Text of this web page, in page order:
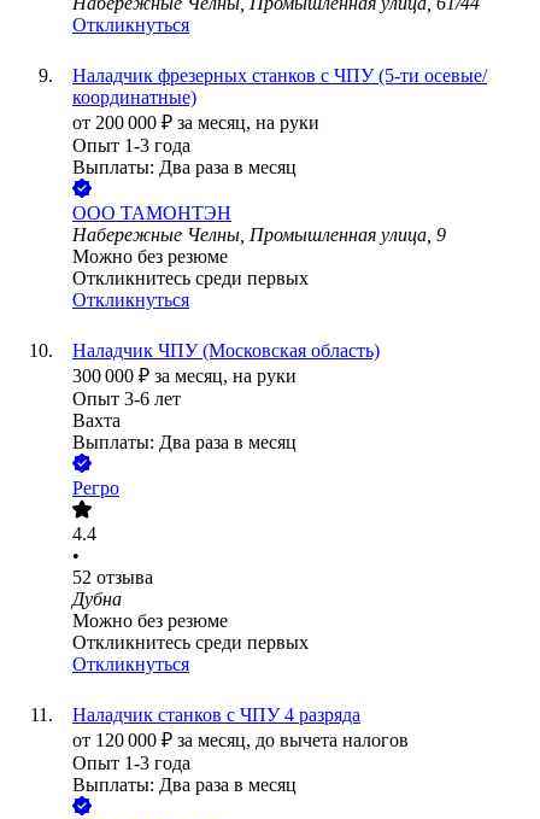
Откликнуться
Наладчик фрезерных станков с ЧПУ (5-ти осевые/
координатные)
от 200 000 ₽ за месяц, на руки
Опыт 1-3 года
Выплаты: Два раза в месяц
ООО ТАМОНТЭН
Набережные Челны, Промышленная улица, 9
Можно без резюме
Откликнитесь среди первых
Откликнуться
Наладчик ЧПУ (Московская область)
300 000 ₽ за месяц, на руки
Опыт 3-6 лет
Вахта
Выплаты: Два раза в месяц
Регро
4.4
•
52 отзыва
Дубна
Можно без резюме
Откликнитесь среди первых
Откликнуться
Наладчик станков с ЧПУ 4 разряда
от 120 000 ₽ за месяц, до вычета налогов
Опыт 1-3 года
Выплаты: Два раза в месяц